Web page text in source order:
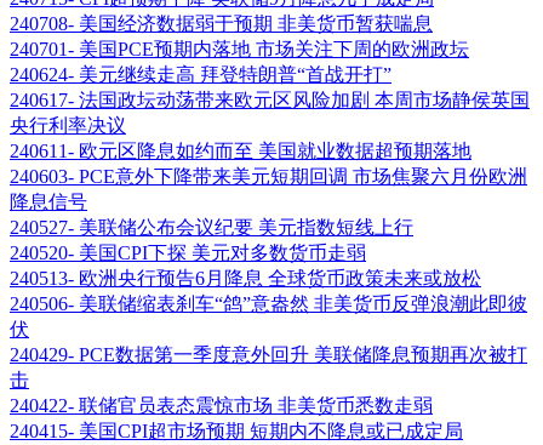
240708- 美国经济数据弱于预期 非美货币暂获喘息
240701- 美国PCE预期内落地 市场关注下周的欧洲政坛
240624- 美元继续走高 拜登特朗普“首战开打”
240617- 法国政坛动荡带来欧元区风险加剧 本周市场静侯英国
央行利率决议
240611- 欧元区降息如约而至 美国就业数据超预期落地
240603- PCE意外下降带来美元短期回调 市场焦聚六月份欧洲
降息信号
240527- 美联储公布会议纪要 美元指数短线上行
240520- 美国CPI下探 美元对多数货币走弱
240513- 欧洲央行预告6月降息 全球货币政策未来或放松
240506- 美联储缩表刹车“鸽”意盎然 非美货币反弹浪潮此即彼
伏
240429- PCE数据第一季度意外回升 美联储降息预期再次被打
击
240422- 联储官员表态震惊市场 非美货币悉数走弱
240415- 美国CPI超市场预期 短期内不降息或已成定局